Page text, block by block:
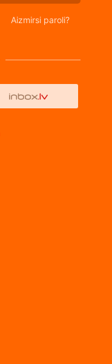
Aizmirsi paroli?